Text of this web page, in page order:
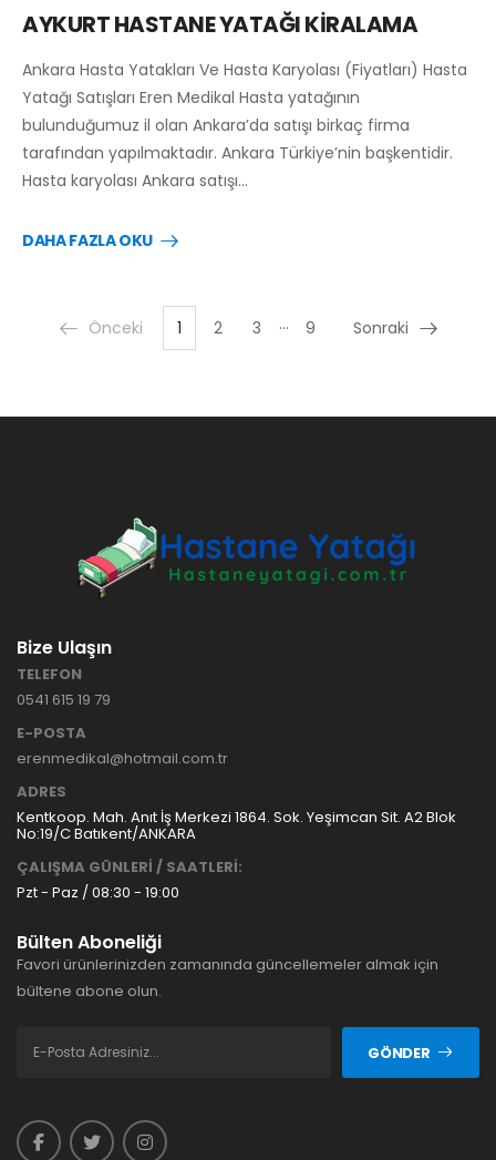
AYKURT HASTANE YATAĞI KİRALAMA
Ankara Hasta Yatakları Ve Hasta Karyolası (Fiyatları) Hasta
Yatağı Satışları Eren Medikal Hasta yatağının
bulunduğumuz il olan Ankara’da satışı birkaç firma
tarafından yapılmaktadır. Ankara Türkiye’nin başkentidir.
Hasta karyolası Ankara satışı…
DAHA FAZLA OKU
Önceki 1 2 3 … 9 Sonraki
Bize Ulaşın
TELEFON
0541 615 19 79
E-POSTA
erenmedikal@hotmail.com.tr
ADRES
Kentkoop. Mah. Anıt İş Merkezi 1864. Sok. Yeşimcan Sit. A2 Blok
No:19/C Batıkent/ANKARA
ÇALIŞMA GÜNLERİ / SAATLERİ:
Pzt - Paz / 08:30 - 19:00
Bülten Aboneliği
Favori ürünlerinizden zamanında güncellemeler almak için
bültene abone olun.
GÖNDER